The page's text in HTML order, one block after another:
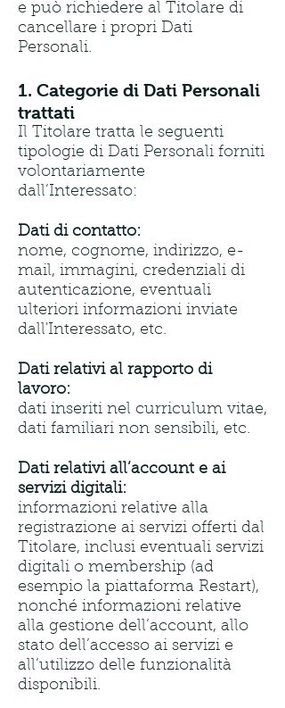
e può richiedere al Titolare di
cancellare i propri Dati
Personali.
1. Categorie di Dati Personali
trattati
Il Titolare tratta le seguenti
tipologie di Dati Personali forniti
volontariamente
dall’Interessato:
Dati di contatto:
nome, cognome, indirizzo, e-
mail, immagini, credenziali di
autenticazione, eventuali
ulteriori informazioni inviate
dall'Interessato, etc.
Dati relativi al rapporto di
lavoro:
dati inseriti nel curriculum vitae,
dati familiari non sensibili, etc.
Dati relativi all’account e ai
servizi digitali:
informazioni relative alla
registrazione ai servizi offerti dal
Titolare, inclusi eventuali servizi
digitali o membership (ad
esempio la piattaforma Restart),
nonché informazioni relative
alla gestione dell’account, allo
stato dell’accesso ai servizi e
all’utilizzo delle funzionalità
disponibili.